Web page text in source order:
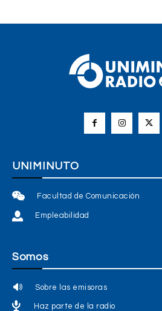
UNIMINUTO
Facultad de Comunicación
Empleabilidad
Somos
Sobre las emisoras
Haz parte de la radio